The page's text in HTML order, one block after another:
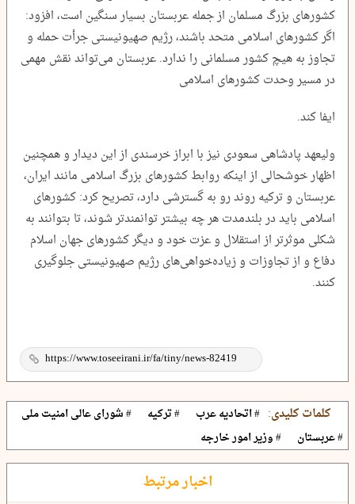
کشورهای بزرگ مسلمان از جمله عربستان بسیار سنگین است، افزود:
اگر کشورهای اسلامی متحد باشند، رژیم صهیونیستی جرأت حمله و
تجاوز به هیچ کشور مسلمانی را ندارد. عربستان می‌تواند نقش مهمی
در مسیر وحدت کشورهای اسلامی
ایفا کند.
ولیعهد پادشاهی سعودی نیز با ابراز خرسندی از این دیدار و همچنین
اظهار خوشحالی از اینکه روابط کشورهای بزرگ اسلامی مانند ایران،
عربستان و ترکیه روند رو به گسترشی دارد، تصریح کرد: کشورهای
اسلامی باید در بلندمدت هر چه بیشتر توانمندتر شوند، تا بتوانند به
شکلی موثرتر از استقلال و عزت خود و دیگر کشورهای جهان اسلام
دفاع و از تجاوزات و زیاده‌خواهی‌های رژیم صهیونیستی جلوگیری
کنند.
کلمات کلیدی: # اتحادیه عرب # ترکیه
# شورای عالی امنیت ملی
# عربستان
# وزیر امور خارجه
اخبار مرتبط